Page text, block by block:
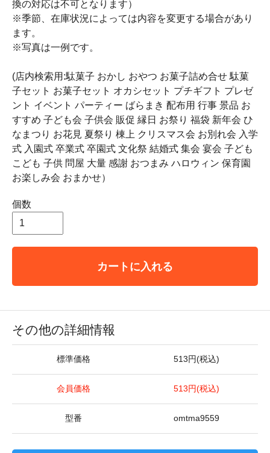
換の対応は不可となります）
※季節、在庫状況によっては内容を変更する場合があり
ます。
※写真は一例です。
(店内検索用:駄菓子 おかし おやつ お菓子詰め合せ 駄菓
子セット お菓子セット オカシセット プチギフト プレゼ
ント イベント パーティー ばらまき 配布用 行事 景品 お
すすめ 子ども会 子供会 販促 縁日 お祭り 福袋 新年会 ひ
なまつり お花見 夏祭り 棟上 クリスマス会 お別れ会 入学
式 入園式 卒業式 卒園式 文化祭 結婚式 集会 宴会 子ども
こども 子供 問屋 大量 感謝 おつまみ ハロウィン 保育園
お楽しみ会 おまかせ）
個数
カートに入れる
その他の詳細情報
標準価格 513円(税込)
会員価格 513円(税込)
型番 omtma9559